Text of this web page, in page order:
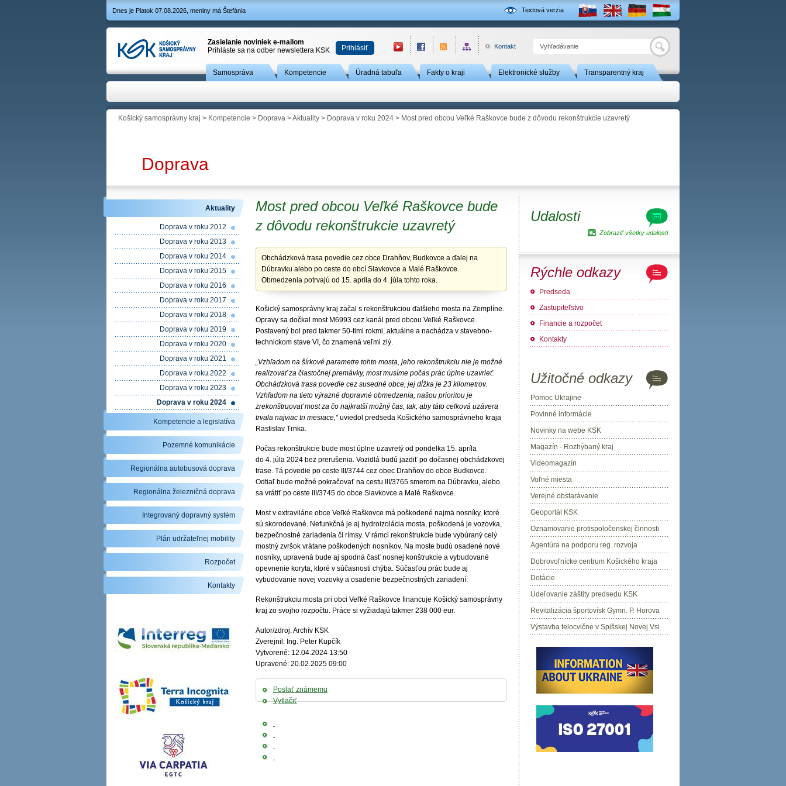
Textová verzia
Dnes je Piatok 07.08.2026, meniny má Štefánia
Hľadať
Zasielanie noviniek e-mailom
Prihláste sa na odber newslettera KSK
Prihlásiť Kontakt
Samospráva Kompetencie Úradná tabuľa Fakty o kraji Elektronické služby Transparentný kraj
Košický samosprávny kraj > Kompetencie > Doprava >Aktuality > Doprava v roku 2024 > Most pred obcou Veľké Raškovce bude z dôvodu rekonštrukcie uzavretý
Doprava
Most pred obcou Veľké Raškovce bude
z dôvodu rekonštrukcie uzavretý
Obchádzková trasa povedie cez obce Drahňov, Budkovce a ďalej na
Dúbravku alebo po ceste do obcí Slavkovce a Malé Raškovce.
Obmedzenia potrvajú od 15. apríla do 4. júla tohto roka.
​Košický samosprávny kraj začal s rekonštrukciou ďalšieho mosta na Zemplíne.
Opravy sa dočkal most M6993 cez kanál pred obcou Veľké Raškovce.
Postavený bol pred takmer 50-timi rokmi, aktuálne a nachádza v stavebno-
technickom stave VI, čo znamená veľmi zlý.
„Vzhľadom na šírkové parametre tohto mosta, jeho rekonštrukciu nie je možné
realizovať za čiastočnej premávky, most musíme počas prác úplne uzavrieť.
Obchádzková trasa povedie cez susedné obce, jej dĺžka je 23 kilometrov.
Vzhľadom na tieto výrazné dopravné obmedzenia, našou prioritou je
zrekonštruovať most za čo najkratší možný čas, tak, aby táto celková uzávera
trvala najviac tri mesiace,“uviedol predseda Košického samosprávneho kraja
Rastislav Trnka.
Počas rekonštrukcie bude most úplne uzavretý od pondelka 15. apríla
do 4. júla 2024 bez prerušenia. Vozidlá budú jazdiť po dočasnej obchádzkovej
trase. Tá povedie po ceste III/3744 cez obec Drahňov do obce Budkovce.
Odtiaľ bude možné pokračovať na cestu III/3765 smerom na Dúbravku, alebo
sa vrátiť po ceste III/3745 do obce Slavkovce a Malé Raškovce.
Most v extraviláne obce Veľké Raškovce má poškodené najmä nosníky, ktoré
sú skorodované. Nefunkčná je aj hydroizolácia mosta, poškodená je vozovka,
bezpečnostné zariadenia či rímsy. V rámci rekonštrukcie bude vybúraný celý
mostný zvršok vrátane poškodených nosníkov. Na moste budú osadené nové
nosníky, upravená bude aj spodná časť nosnej konštrukcie a vybudované
opevnenie koryta, ktoré v súčasnosti chýba. Súčasťou prác bude aj
vybudovanie novej vozovky a osadenie bezpečnostných zariadení.
Rekonštrukciu mosta pri obci Veľké Raškovce financuje Košický samosprávny
kraj zo svojho rozpočtu. Práce si vyžiadajú takmer 238 000 eur.
Autor/zdroj: Archív KSK
Zverejnil: Ing. Peter Kupčík
Vytvorené: 12.04.2024 13:50
Upravené: 20.02.2025 09:00
Poslať známemu
Vytlačiť
Aktuality
Doprava v roku 2012
Doprava v roku 2013
Doprava v roku 2014
Doprava v roku 2015
Doprava v roku 2016
Doprava v roku 2017
Doprava v roku 2018
Doprava v roku 2019
Doprava v roku 2020
Doprava v roku 2021
Doprava v roku 2022
Doprava v roku 2023
Doprava v roku 2024
Kompetencie a legislatíva
Pozemné komunikácie
Regionálna autobusová doprava
Regionálna železničná doprava
Integrovaný dopravný systém
Plán udržateľnej mobility
Rozpočet
Kontakty
Udalosti
Zobraziť všetky udalosti
Rýchle odkazy
Predseda
Zastupiteľstvo
Financie a rozpočet
Kontakty
Užitočné odkazy
Pomoc Ukrajine
Povinné informácie
Novinky na webe KSK
Magazín - Rozhýbaný kraj
Videomagazín
Voľné miesta
Verejné obstarávanie
Geoportál KSK
Oznamovanie protispoločenskej činnosti
Agentúra na podporu reg. rozvoja
Dobrovoľnícke centrum Košického kraja
Dotácie
Udeľovanie záštity predsedu KSK
Revitalizácia športovísk Gymn. P. Horova
Výstavba telocvične v Spišskej Novej Vsi